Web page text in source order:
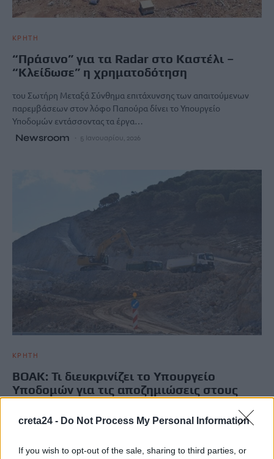
creta24 - Do Not Process My Personal Information
If you wish to opt-out of the sale, sharing to third parties, or
ΚΡΗΤΗ
“Πράσινο” για τα Radar στο Καστέλι –
“Κλείδωσε” η χρηματοδότηση
του Σωτήρη Μεταξά Σύνθημα επιτάχυνσης των απαιτούμενων
παρεμβάσεων στον λόφο Παπούρα δίνει το Υπουργείο
Υποδομών εντάσσοντας τα έργα…
Newsroom 5 Ιανουαρίου, 2026
ΚΡΗΤΗ
ΒΟΑΚ: Τι διευκρινίζει το Υπουργείο
Υποδομών για τις αποζημιώσεις στους
αναδόχους
Διευκρινίσεις για την πορεία των εργασιών στο μέτωπο του
Newsroom 18 Οκτωβρίου, 2025